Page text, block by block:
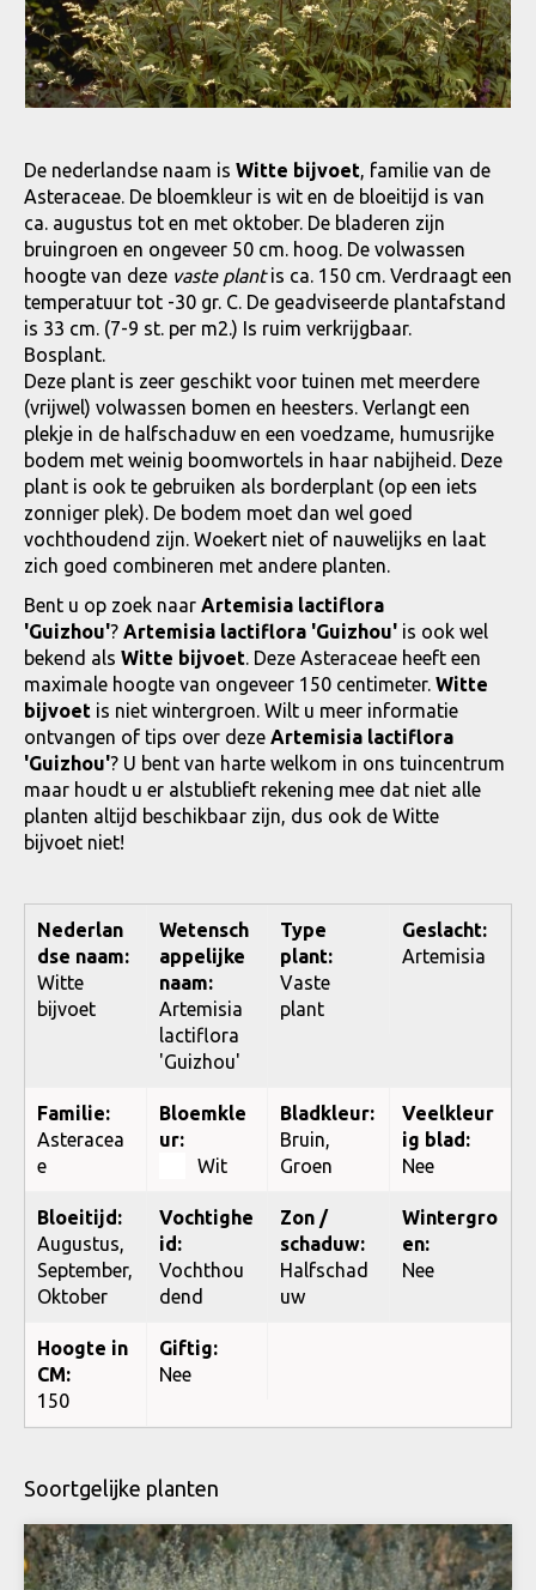
De nederlandse naam is Witte bijvoet, familie van de
Asteraceae. De bloemkleur is wit en de bloeitijd is van
ca. augustus tot en met oktober. De bladeren zijn
bruingroen en ongeveer 50 cm. hoog. De volwassen
hoogte van deze vaste plantis ca. 150 cm. Verdraagt een
temperatuur tot -30 gr. C. De geadviseerde plantafstand
is 33 cm. (7-9 st. per m2.) Is ruim verkrijgbaar.
Bosplant.
Deze plant is zeer geschikt voor tuinen met meerdere
(vrijwel) volwassen bomen en heesters. Verlangt een
plekje in de halfschaduw en een voedzame, humusrijke
bodem met weinig boomwortels in haar nabijheid. Deze
plant is ook te gebruiken als borderplant (op een iets
zonniger plek). De bodem moet dan wel goed
vochthoudend zijn. Woekert niet of nauwelijks en laat
zich goed combineren met andere planten.
Bent u op zoek naar Artemisia lactiflora
'Guizhou'? Artemisia lactiflora 'Guizhou' is ook wel
bekend als Witte bijvoet. Deze Asteraceae heeft een
maximale hoogte van ongeveer 150 centimeter. Witte
bijvoet is niet wintergroen. Wilt u meer informatie
ontvangen of tips over deze Artemisia lactiflora
'Guizhou'? U bent van harte welkom in ons tuincentrum
maar houdt u er alstublieft rekening mee dat niet alle
planten altijd beschikbaar zijn, dus ook de Witte
bijvoet niet!
Nederlan
dse naam:
Witte
bijvoet
Wetensch
appelijke
naam:
Artemisia
lactiflora
'Guizhou'
Type
plant:
Vaste
plant
Geslacht:
Artemisia
Familie:
Asteracea
e
Bloemkle
ur:
Wit
Bladkleur:
Bruin,
Groen
Veelkleur
ig blad:
Nee
Bloeitijd:
Augustus,
September,
Oktober
Vochtighe
id:
Vochthou
dend
Zon /
schaduw:
Halfschad
uw
Wintergro
en:
Nee
Hoogte in
CM:
150
Giftig:
Nee
Soortgelijke planten